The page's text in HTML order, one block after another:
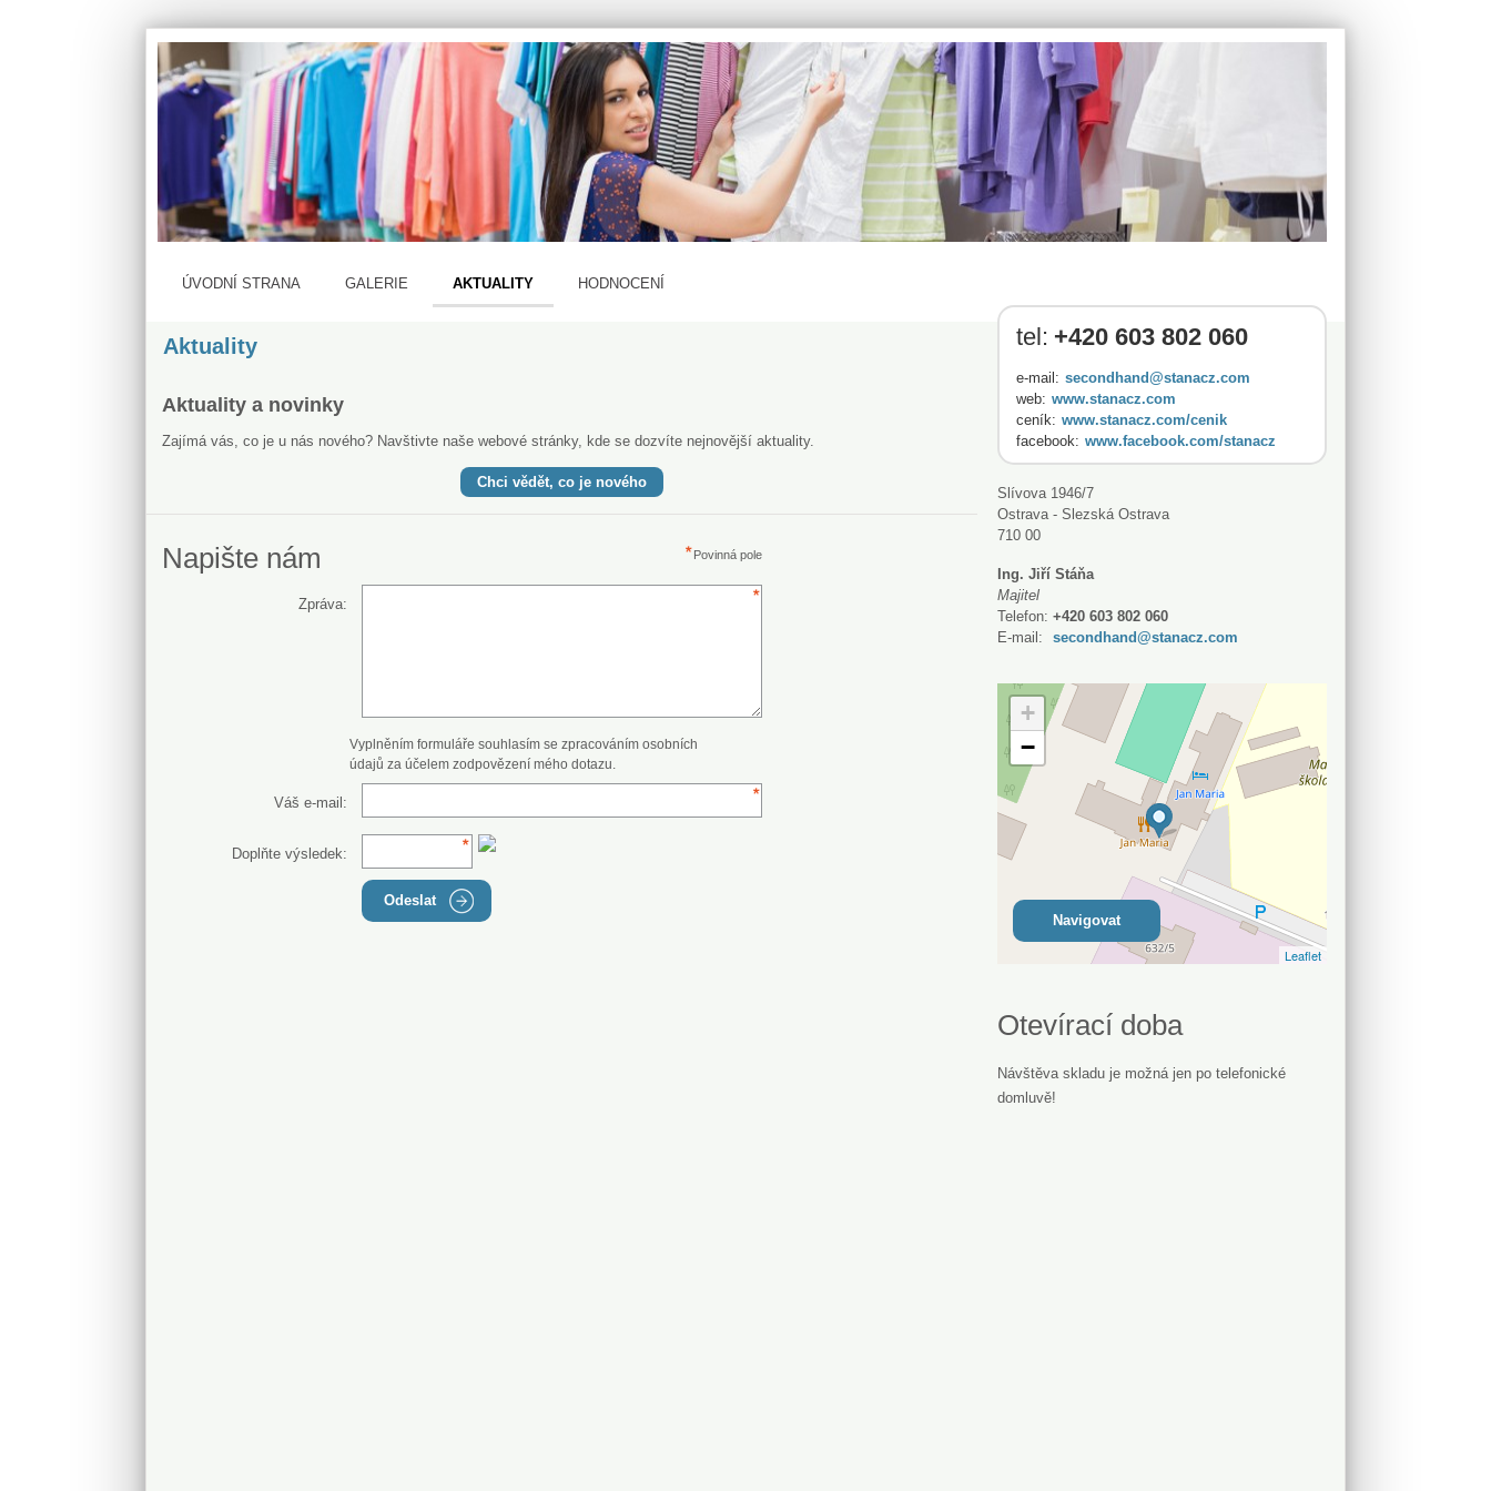
ÚVODNÍ STRANA GALERIE AKTUALITY HODNOCENÍ
Aktuality
Aktuality a novinky
Zajímá vás, co je u nás nového? Navštivte naše webové stránky, kde se dozvíte nejnovější aktuality.
Chci vědět, co je nového
Napište nám Povinná pole
Zpráva:
Vyplněním formuláře souhlasím se zpracováním osobních
údajů za účelem zodpovězení mého dotazu.
Váš e-mail:
Doplňte výsledek:
Odeslat
tel: +420 603 802 060
e-mail: secondhand@stanacz.com
web: www.stanacz.com
ceník: www.stanacz.com/cenik
facebook: www.facebook.com/stanacz
Slívova 1946/7
Ostrava - Slezská Ostrava
710 00
Ing. Jiří Stáňa
Majitel
Telefon: +420 603 802 060
E-mail:
secondhand@stanacz.com
+
−
Leaflet
Navigovat
Otevírací doba
Návštěva skladu je možná jen po telefonické
domluvě!